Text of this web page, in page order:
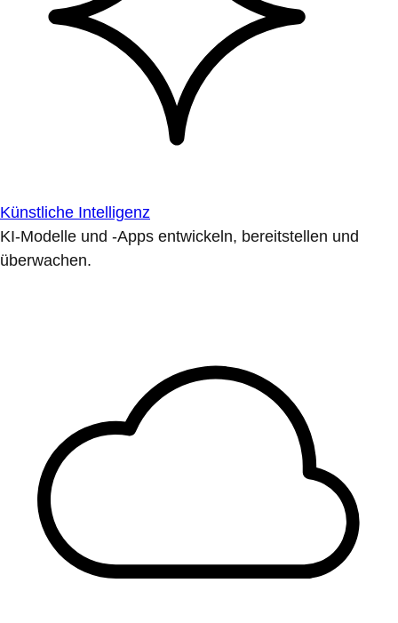
Künstliche Intelligenz
KI-Modelle und -Apps entwickeln, bereitstellen und
überwachen.